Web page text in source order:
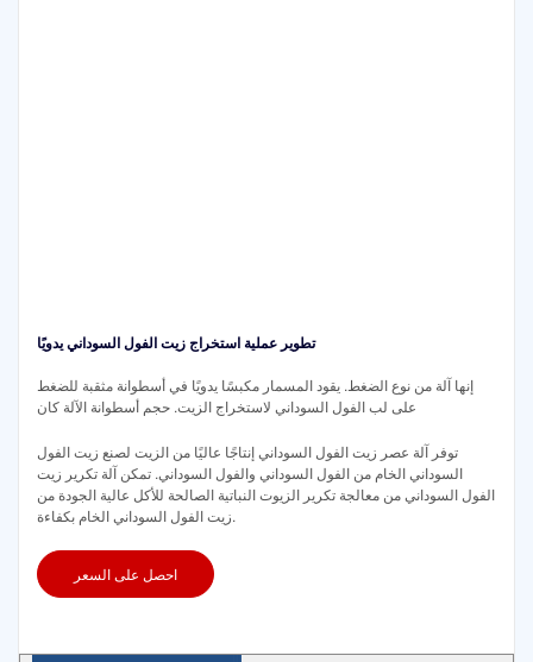
تطوير عملية استخراج زيت الفول السوداني يدويًا
إنها آلة من نوع الضغط. يقود المسمار مكبسًا يدويًا في أسطوانة مثقبة للضغط
على لب الفول السوداني لاستخراج الزيت. حجم أسطوانة الآلة كان
توفر آلة عصر زيت الفول السوداني إنتاجًا عاليًا من الزيت لصنع زيت الفول
السوداني الخام من الفول السوداني والفول السوداني. تمكن آلة تكرير زيت
الفول السوداني من معالجة تكرير الزيوت النباتية الصالحة للأكل عالية الجودة من
زيت الفول السوداني الخام بكفاءة.
احصل على السعر